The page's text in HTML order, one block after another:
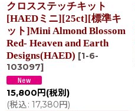
クロスステッチキット
[HAEDミニ][25ct][標準キ
ット]Mini Almond Blossom
Red- Heaven and Earth
Designs(HAED) [1-6-
103097]
15,800 円 (税別)
(税込: 17,380円)